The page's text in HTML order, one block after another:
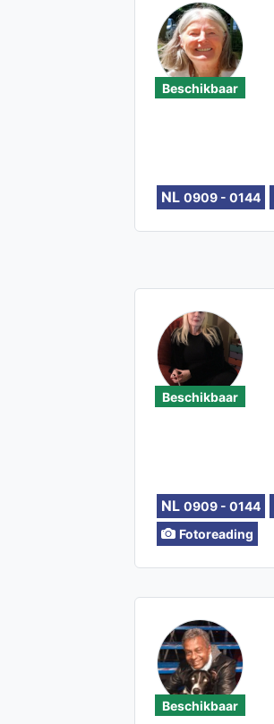
Beschikbaar
NL 0909 - 0144
Beschikbaar
NL 0909 - 0144
Fotoreading
Beschikbaar